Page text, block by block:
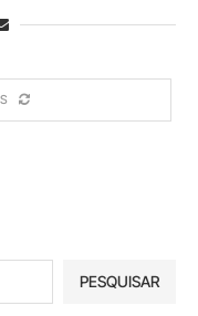
PESQUISAR